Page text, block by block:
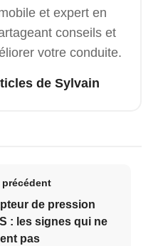
et expert en
conseils et
votre conduite.
de Sylvain
de pression
: les signes qui ne
pas